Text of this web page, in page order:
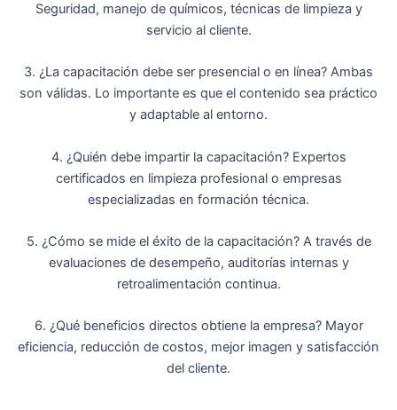
Seguridad, manejo de químicos, técnicas de limpieza y
servicio al cliente.
3. ¿La capacitación debe ser presencial o en línea? Ambas
son válidas. Lo importante es que el contenido sea práctico
y adaptable al entorno.
4. ¿Quién debe impartir la capacitación? Expertos
certificados en limpieza profesional o empresas
especializadas en formación técnica.
5. ¿Cómo se mide el éxito de la capacitación? A través de
evaluaciones de desempeño, auditorías internas y
retroalimentación continua.
6. ¿Qué beneficios directos obtiene la empresa? Mayor
eficiencia, reducción de costos, mejor imagen y satisfacción
del cliente.